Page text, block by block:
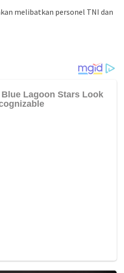
melibatkan personel TNI dan